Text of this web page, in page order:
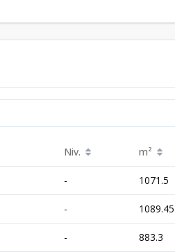
Niv. m²
- 1071.5
- 1089.45
- 883.3